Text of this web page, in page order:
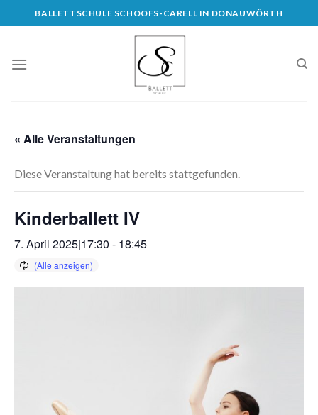
to
BALLETTSCHULE SCHOOFS-CARELL IN DONAUWÖRTH
« Alle Veranstaltungen
Diese Veranstaltung hat bereits stattgefunden.
Kinderballett IV
7. April 2025|17:30 - 18:45